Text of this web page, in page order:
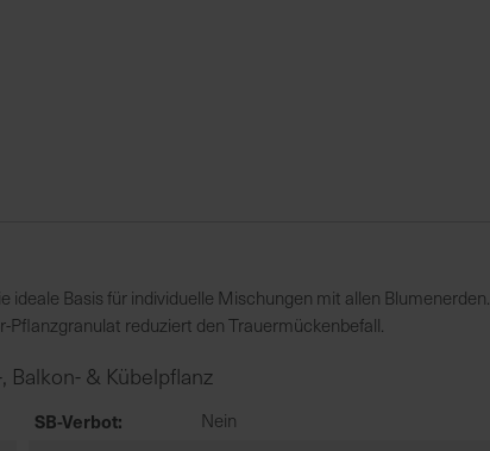
ideale Basis für individuelle Mischungen mit allen Blumenerden.
Pflanzgranulat reduziert den Trauermückenbefall.
Balkon- & Kübelpflanz
SB-Verbot Nein